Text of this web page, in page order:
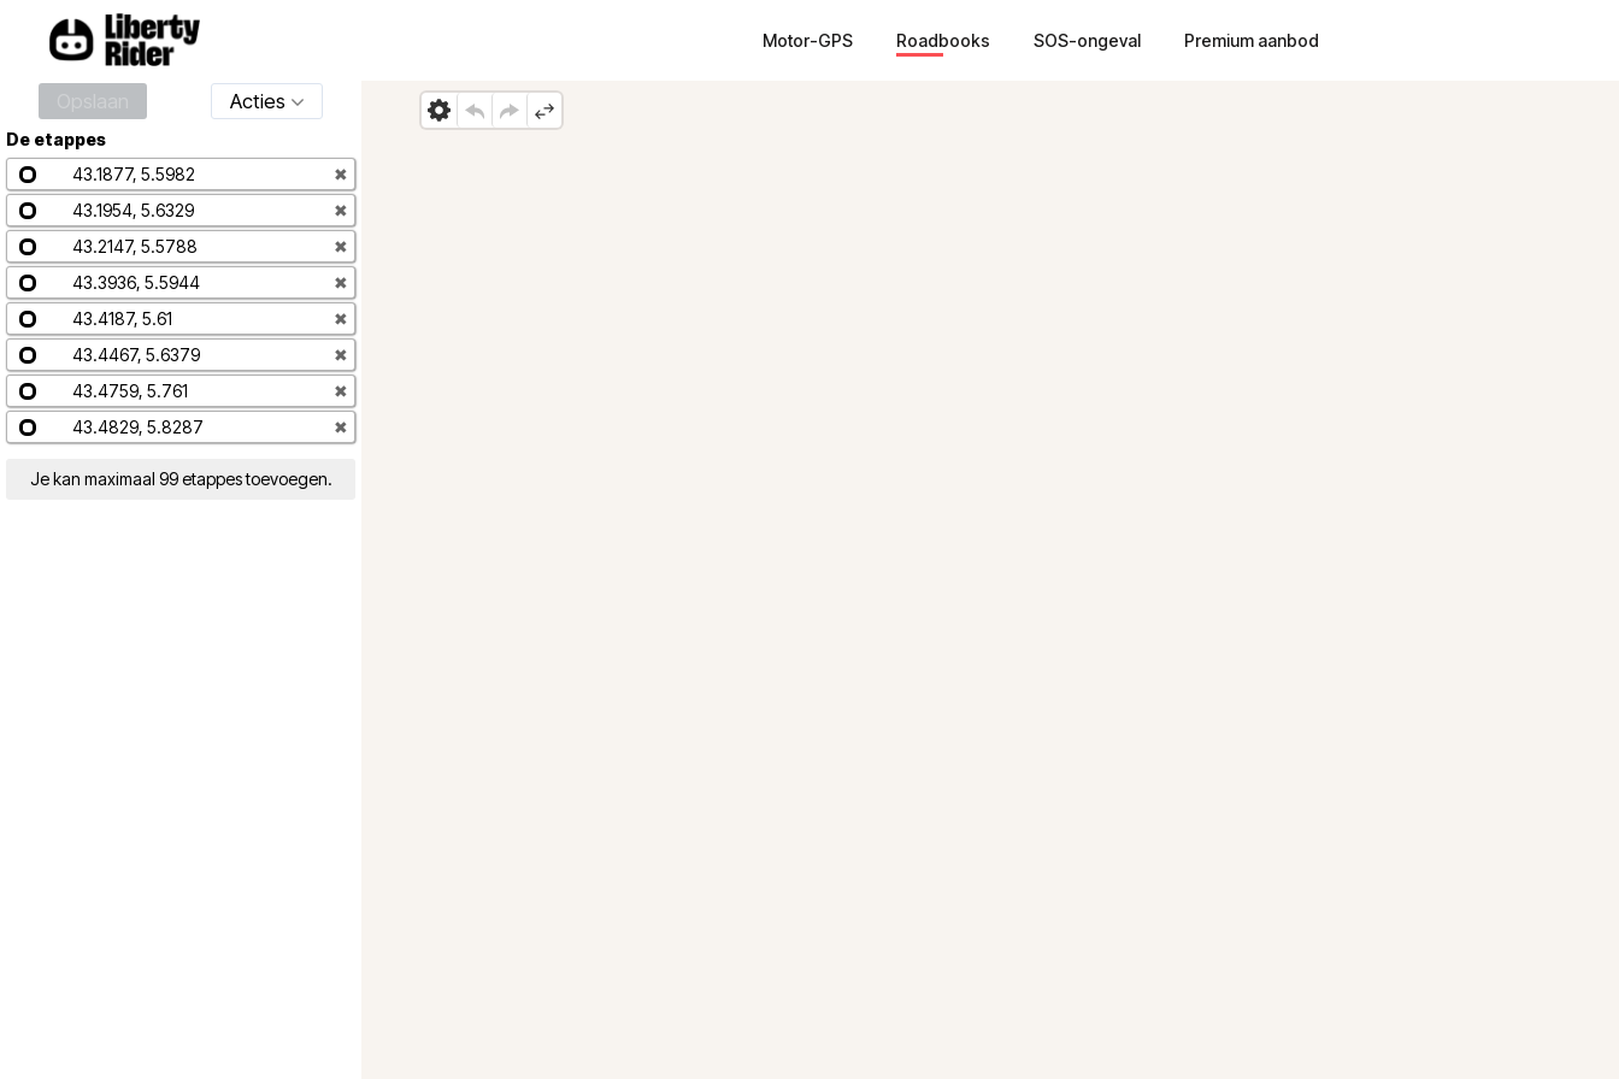
Motor-GPS Roadbooks SOS-ongeval Premium aanbod
Acties
De etappes
43.1877, 5.5982
✖
43.1954, 5.6329
✖
43.2147, 5.5788
✖
43.3936, 5.5944
✖
43.4187, 5.61
✖
43.4467, 5.6379
✖
43.4759, 5.761
✖
43.4829, 5.8287
✖
Je kan maximaal 99 etappes toevoegen.